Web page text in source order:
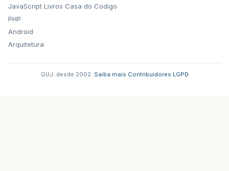
JavaScript
PHP
Android
Arquitetura
Livros Casa do Codigo
GUJ: desde 2002. Saiba mais Contribuidores LGPD